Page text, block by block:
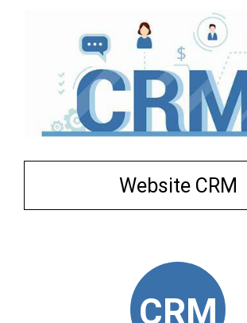
Website CRM
CRM